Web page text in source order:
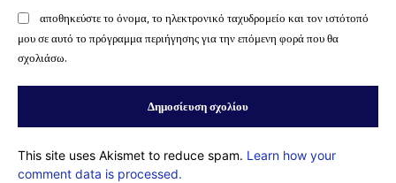
αποθηκεύστε το όνομα, το ηλεκτρονικό ταχυδρομείο και τον ιστότοπό
μου σε αυτό το πρόγραμμα περιήγησης για την επόμενη φορά που θα
σχολιάσω.
This site uses Akismet to reduce spam. Learn how your
comment data is processed.